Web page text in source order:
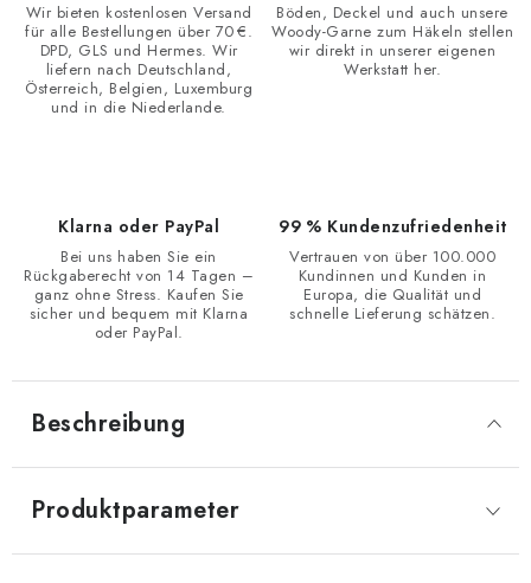
Wir bieten kostenlosen Versand
für alle Bestellungen über 70 €.
DPD, GLS und Hermes. Wir
liefern nach Deutschland,
Österreich, Belgien, Luxemburg
und in die Niederlande.
Böden, Deckel und auch unsere
Woody-Garne zum Häkeln stellen
wir direkt in unserer eigenen
Werkstatt her.
Klarna oder PayPal
Bei uns haben Sie ein
Rückgaberecht von 14 Tagen –
ganz ohne Stress. Kaufen Sie
sicher und bequem mit Klarna
oder PayPal.
99 % Kundenzufriedenheit
Vertrauen von über 100.000
Kundinnen und Kunden in
Europa, die Qualität und
schnelle Lieferung schätzen.
Beschreibung
Produktparameter